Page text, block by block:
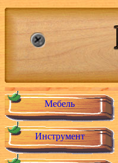
Мебель
Инструмент